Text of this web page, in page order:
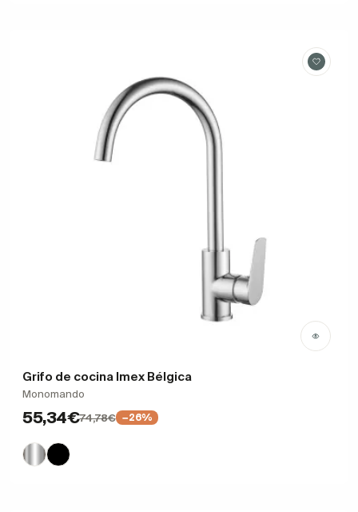
Grifo de cocina Imex Bélgica
Monomando
55,34€74,78€ −26%